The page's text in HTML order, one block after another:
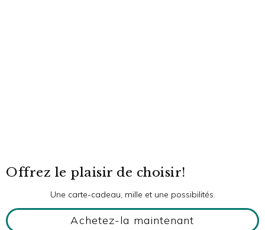
Offrez le plaisir de choisir!
Une carte-cadeau, mille et une possibilités.
Achetez-la maintenant